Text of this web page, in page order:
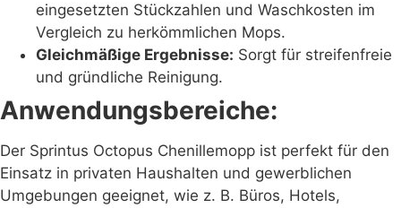
eingesetzten Stückzahlen und Waschkosten im
Vergleich zu herkömmlichen Mops.
Gleichmäßige Ergebnisse: Sorgt für streifenfreie
und gründliche Reinigung.
Anwendungsbereiche:
Der Sprintus Octopus Chenillemopp ist perfekt für den
Einsatz in privaten Haushalten und gewerblichen
Umgebungen geeignet, wie z. B. Büros, Hotels,